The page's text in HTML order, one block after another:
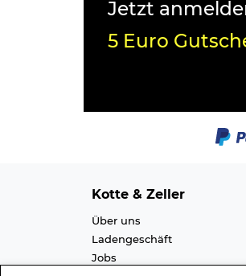
Jetzt
5 Euro
Kotte & Zeller
Über uns
Ladengeschäft
Jobs